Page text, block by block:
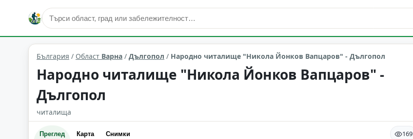
култура и изкуство Дългопол Област: Варна
България / Област Варна / Дългопол / Народно читалище "Никола Йонков Вапцаров" - Дългопол
Народно читалище "Никола Йонков Вапцаров" -
Дългопол
читалища
Преглед Карта Снимки 169